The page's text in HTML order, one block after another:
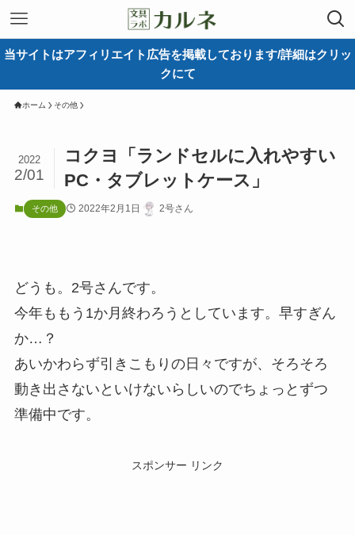
当サイトはアフィリエイト広告を掲載しております/詳細はクリッ
クにて
ホーム その他
コクヨ「ランドセルに入れやすい
PC・タブレットケース」
2022
2/01
その他 2022年2月1日 2号さん
どうも。2号さんです。
今年ももう1か月終わろうとしています。早すぎん
か…？
あいかわらず引きこもりの日々ですが、そろそろ
動き出さないといけないらしいのでちょっとずつ
準備中です。
スポンサー リンク